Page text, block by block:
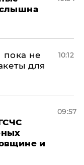
пока не
для
10:12
и
09:57